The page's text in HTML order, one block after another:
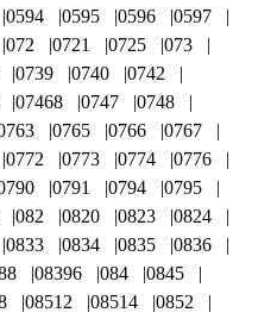
0594 0595 0596
0597
072 0721 0725
073
0739 0740
0742
07468 0747
0748
0765 0766
0767
0772 0773 0774
0776
0791 0794
0795
082 0820 0823
0824
0833 0834 0835
0836
08396 084
0845
08512 08514
0852